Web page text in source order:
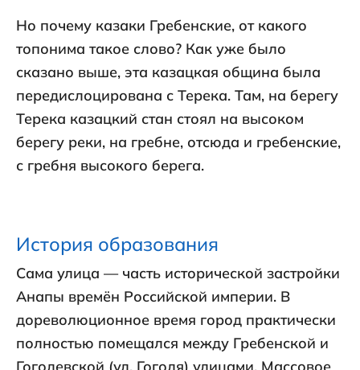
Но почему казаки Гребенские, от какого
топонима такое слово? Как уже было
сказано выше, эта казацкая община была
передислоцирована с Терека. Там, на берегу
Терека казацкий стан стоял на высоком
берегу реки, на гребне, отсюда и гребенские,
с гребня высокого берега.
История образования
Сама улица — часть исторической застройки
Анапы времён Российской империи. В
дореволюционное время город практически
полностью помещался между Гребенской и